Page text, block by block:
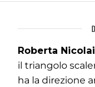
Roberta Nicolai
il triangolo
ha la direzione